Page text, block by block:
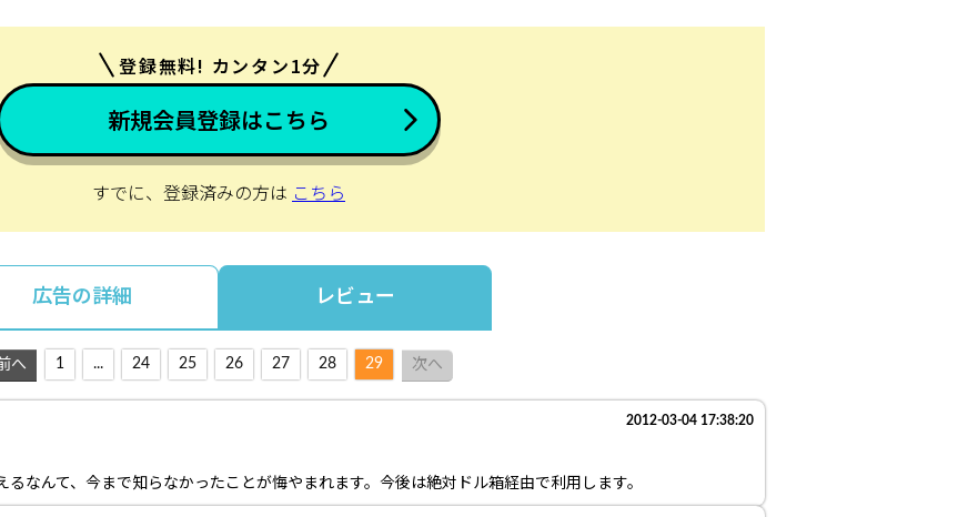
登録無料! カンタン1分
新規会員登録はこちら
すでに、登録済みの方は こちら
広告の詳細 レビュー
へ 1 ... 24 25 26 27 28 29 次へ
2012-03-04 17:38:20
なんて、今まで知らなかったことが悔やまれます。今後は絶対ドル箱経由で利用します。